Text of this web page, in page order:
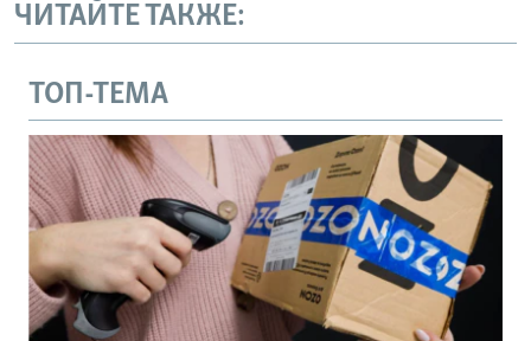
ЧИТАЙТЕ ТАКЖЕ:
ТОП-ТЕМА